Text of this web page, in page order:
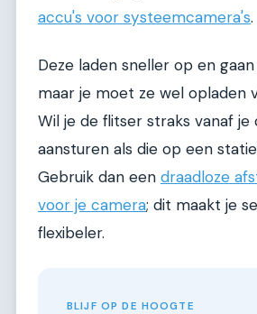
accu's voor systeemcamera's.
Deze laden sneller op en
maar je moet ze wel opladen
Wil je de flitser straks vanaf je
aansturen als die op een
Gebruik dan een draadloze
voor je camera; dit maakt je
flexibeler.
BLIJF OP DE HOOGTE